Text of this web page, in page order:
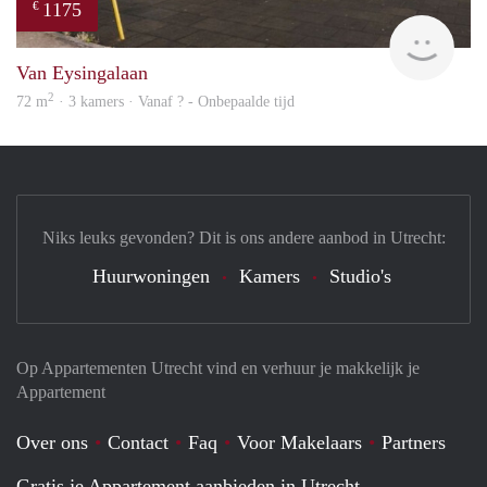
€ 1175
Van Eysingalaan
72 m2 · 3 kamers · Vanaf ? - Onbepaalde tijd
Op Appartementen Utrecht vind en verhuur je makkelijk je
Appartement
Over ons Contact Faq Voor Makelaars
Partners
Niks leuks gevonden? Dit is ons andere aanbod in Utrecht:
Huurwoningen Kamers Studio's